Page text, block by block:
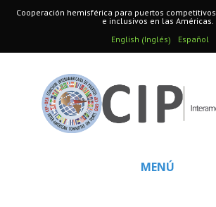
Cooperación hemisférica para puertos
e inclusivos en las Américas.
English (Inglés) Español
MENÚ